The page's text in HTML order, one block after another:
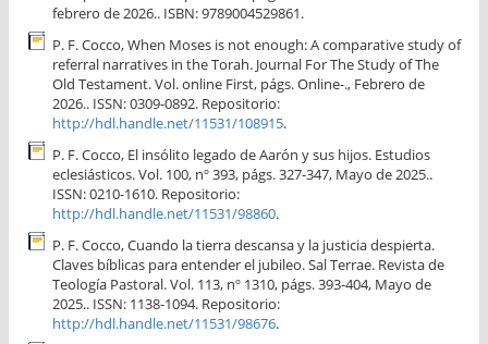
febrero de 2026.. ISBN: 9789004529861.
P. F. Cocco, When Moses is not enough: A comparative study of
referral narratives in the Torah. Journal For The Study of The
Old Testament. Vol. online First, págs. Online-., Febrero de
2026.. ISSN: 0309-0892. Repositorio:
http://hdl.handle.net/11531/108915.
P. F. Cocco, El insólito legado de Aarón y sus hijos. Estudios
eclesiásticos. Vol. 100, nº 393, págs. 327-347, Mayo de 2025..
ISSN: 0210-1610. Repositorio:
http://hdl.handle.net/11531/98860.
P. F. Cocco, Cuando la tierra descansa y la justicia despierta.
Claves bíblicas para entender el jubileo. Sal Terrae. Revista de
Teología Pastoral. Vol. 113, nº 1310, págs. 393-404, Mayo de
2025.. ISSN: 1138-1094. Repositorio:
http://hdl.handle.net/11531/98676.